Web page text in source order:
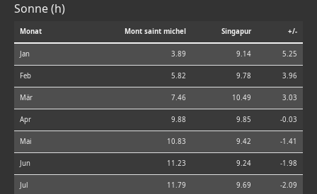
Sonne (h)
Monat Mont saint michel Singapur +/-
Jan 3.89 9.14 5.25
Feb 5.82 9.78 3.96
Mär 7.46 10.49 3.03
Apr 9.88 9.85 -0.03
Mai 10.83 9.42 -1.41
Jun 11.23 9.24 -1.98
Jul 11.79 9.69 -2.09